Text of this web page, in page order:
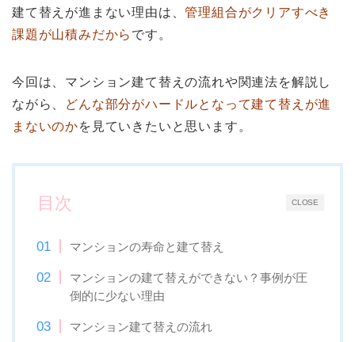
建て替えが進まない理由は、管理組合がクリアすべき
課題が山積みだから です。
今回は、マンション建て替えの流れや関連法を解説し
ながら、
どんな部分がハードルとなって建て替えが進
まないのかを見ていきたいと思います。
CLOSE
目次
マンションの寿命と建て替え
マンションの建て替えができない？事例が圧
倒的に少ない理由
マンション建て替えの流れ